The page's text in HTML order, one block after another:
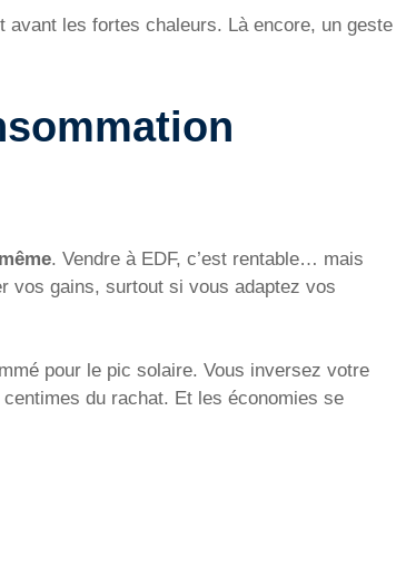
avant les fortes chaleurs. Là encore, un geste
. Vendre à EDF, c’est rentable… mais
vos gains, surtout si vous adaptez vos
pour le pic solaire. Vous inversez votre
du rachat. Et les économies se